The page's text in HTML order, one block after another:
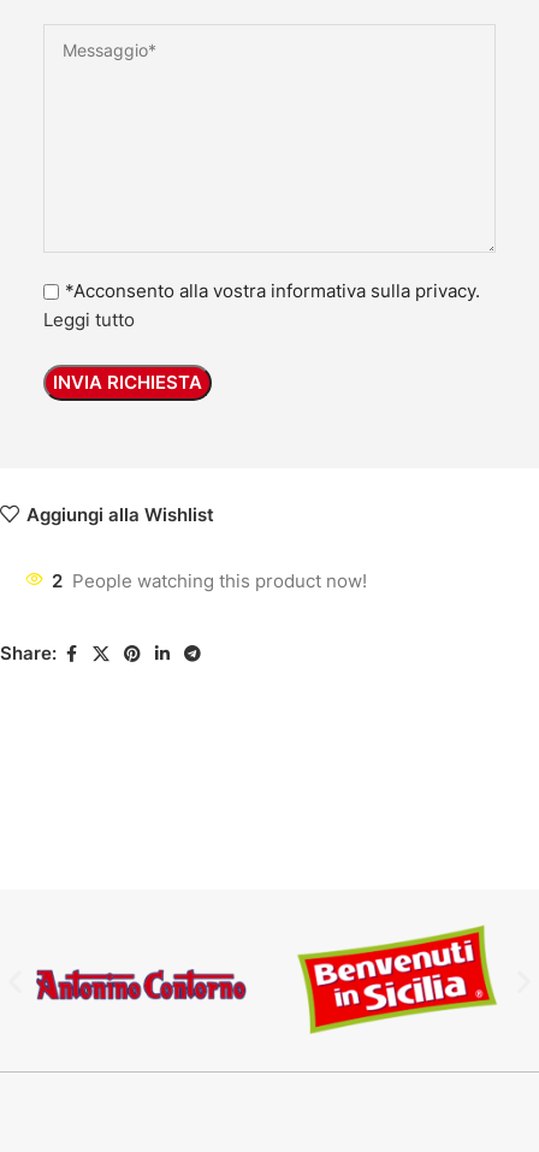
*Acconsento alla vostra informativa sulla privacy.
Leggi tutto
Aggiungi alla Wishlist
2 People watching this product now!
Share: